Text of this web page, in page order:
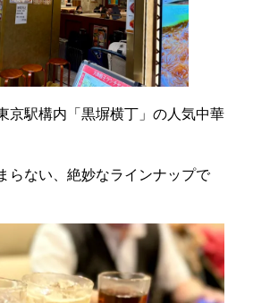
京駅構内「黒塀横丁」の人気中華
らない、絶妙なラインナップで